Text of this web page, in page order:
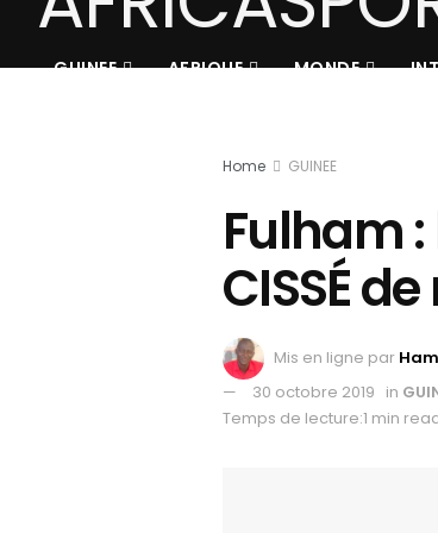
GUINEE AFRIQUE MONDE
Home GUINEE
Fulham
CISSÉ
Mis en ligne par
30 octobre 2019 in
Temps de lecture:1 min